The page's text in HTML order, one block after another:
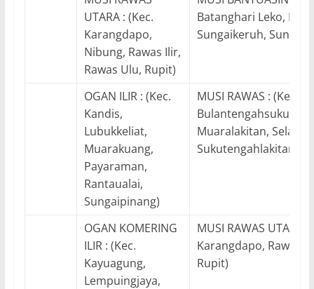
UTARA : (Kec.
Karangdapo,
Nibung, Rawas Ilir,
Rawas Ulu, Rupit)
Batanghari Leko, Lais,
Sungaikeruh,
OGAN ILIR : (Kec.
Kandis,
Lubukkeliat,
Muarakuang,
Payaraman,
Rantaualai,
Sungaipinang)
MUSI RAWAS : (Kec.
Bulantengahsuku Ulu,
Muaralakitan,
OGAN KOMERING
ILIR : (Kec.
Kayuagung,
Lempuingjaya,
MUSI RAWAS UTARA :
Karangdapo, Rawas
Rupit)